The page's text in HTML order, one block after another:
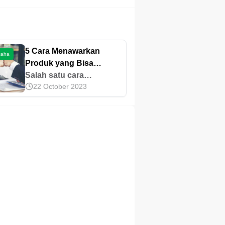
5 Cara Menawarkan
Produk yang Bisa
Dicoba
Salah satu cara
menawarkan produk bisa
dengan memahami
22 October 2023